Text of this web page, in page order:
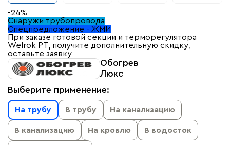
-24%
Снаружи трубопровода
Спецпредложение - ЖМИ
При заказе готовой секции и терморегулятора
Welrok PT, получите дополнительную скидку,
оставьте заявку
Обогрев
Люкс
Выберите применение:
На трубу В трубу На канализацию
В канализацию На кровлю В водосток